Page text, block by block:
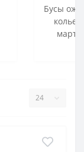
Бусы
колье
марта